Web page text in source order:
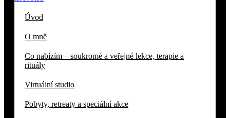
Úvod
O mně
Co nabízím – soukromé a veřejné lekce, terapie a
rituály
Virtuální studio
Pobyty, retreaty a speciální akce